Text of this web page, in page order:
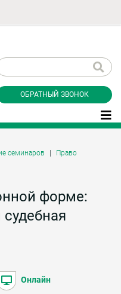
ОБРАТНЫЙ ЗВОНОК
семинаров
Право
форме:
Онлайн
персональных